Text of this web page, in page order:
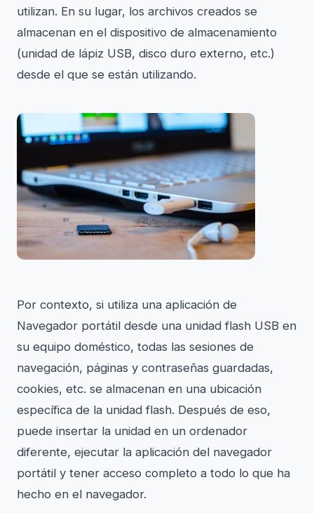
utilizan. En su lugar, los archivos creados se
almacenan en el dispositivo de almacenamiento
(unidad de lápiz USB, disco duro externo, etc.)
desde el que se están utilizando.
Por contexto, si utiliza una aplicación de
Navegador portátil desde una unidad flash USB en
su equipo doméstico, todas las sesiones de
navegación, páginas y contraseñas guardadas,
cookies, etc. se almacenan en una ubicación
específica de la unidad flash. Después de eso,
puede insertar la unidad en un ordenador
diferente, ejecutar la aplicación del navegador
portátil y tener acceso completo a todo lo que ha
hecho en el navegador.